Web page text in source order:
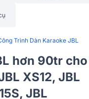
Trình Dàn Karaoke JBL
hơn 90tr cho
XS12, JBL
JBL